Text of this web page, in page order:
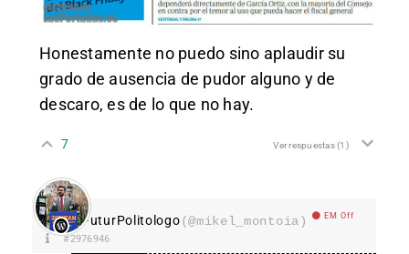
Honestamente no puedo sino aplaudir su
grado de ausencia de pudor alguno y de
descaro, es de lo que no hay.
7 Ver respuestas(1)
FuturPolitologo(@mikel_montoia) EM Off
#2976946